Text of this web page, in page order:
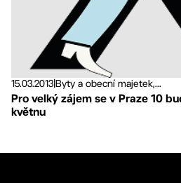
15.03.2013Byty a obecní majetek,...
Pro velký zájem se v Praze 10
květnu